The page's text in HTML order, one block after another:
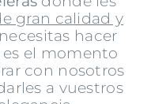
gran calidad y
hacer
es el momento
con nosotros
a vuestros